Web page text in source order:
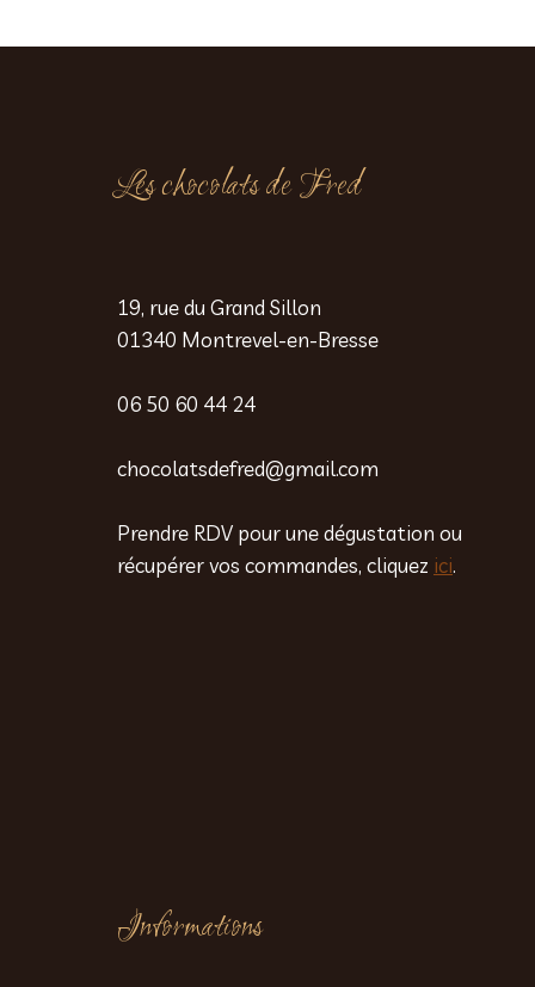
Les chocolats de Fred
19, rue du Grand Sillon
01340 Montrevel-en-Bresse
06 50 60 44 24
chocolatsdefred@gmail.com
Prendre RDV pour une dégustation ou
récupérer vos commandes, cliquez ici.
Informations